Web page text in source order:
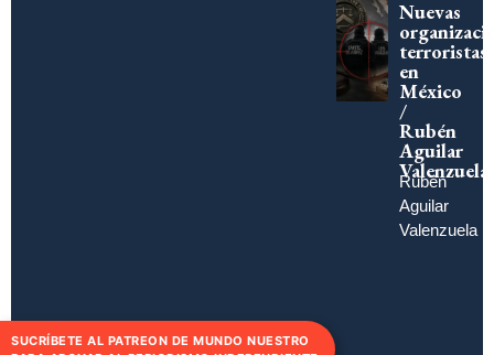
Nuevas
terroristas
en
México
/
Rubén
Aguilar
Valenzuela
Rubén
Aguilar
Valenzuela
SUCRÍBETE AL PATREON DE MUNDO NUESTRO